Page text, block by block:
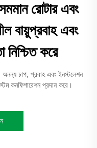
রোটার এবং
বায়ুপ্রবাহ এবং
নিশ্চিত করে
অনন্য চাপ, প্রবাহ এবং ইনস্টলেশন
কনফিগারেশন প্রদান করে।